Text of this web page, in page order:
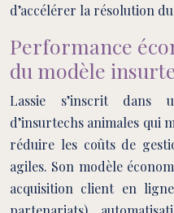
d’accélérer la résolution
Performance
du modèle
Lassie s’inscrit dans
d’insurtechs animales qui
réduire les coûts de
agiles. Son modèle
acquisition client en